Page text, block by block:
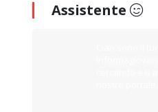
Assistente